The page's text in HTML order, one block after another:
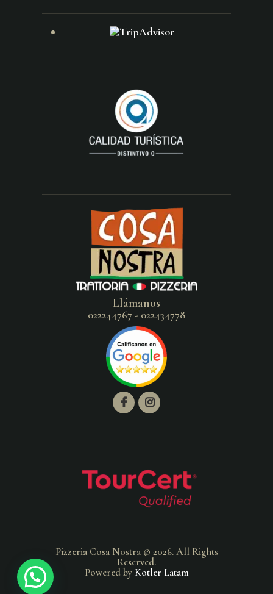
Llámanos
022244767 - 022434778
Pizzeria Cosa Nostra © 2026. All Rights
Reserved.
Powered by Kotler Latam